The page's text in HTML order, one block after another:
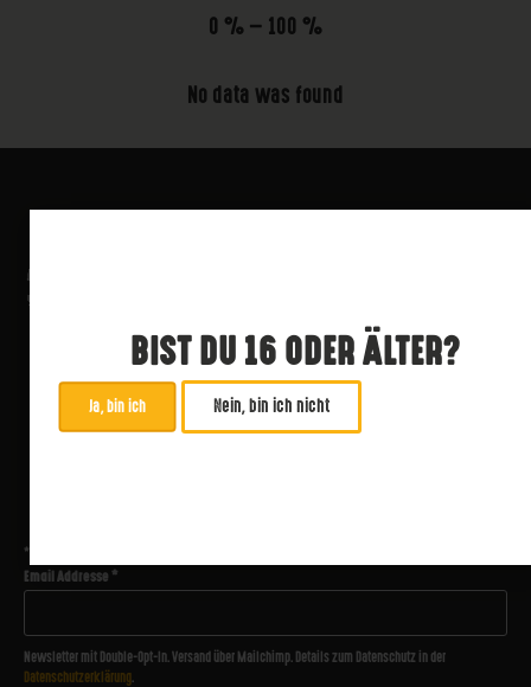
0 % — 100 %
No data was found
*
Email Addresse*
Newsletter mit Double-Opt-In. Versand über Mailchimp. Details zum Datenschutz in der
Datenschutzerklärung.
BIST DU 16 ODER ÄLTER?
Ja, bin ich Nein, bin ich nicht